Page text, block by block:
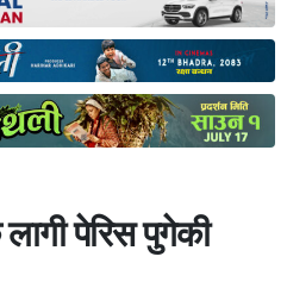
पेरिस पुगेकी